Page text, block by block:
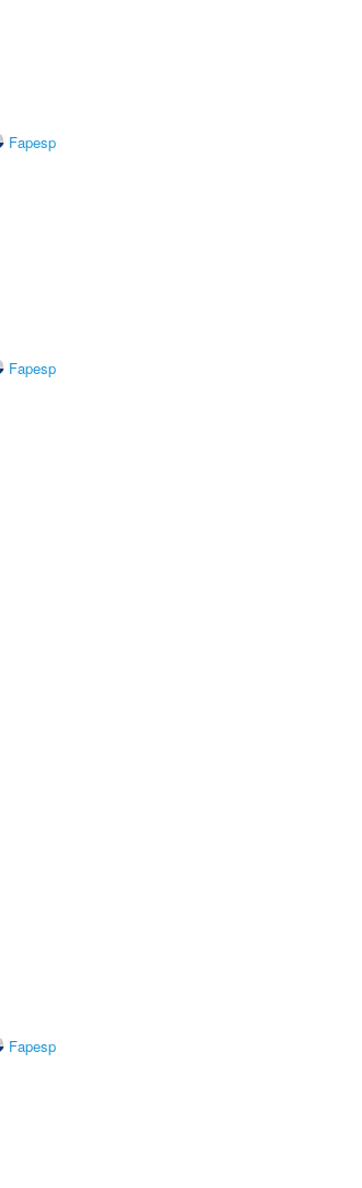
Fapesp
Fapesp
Fapesp